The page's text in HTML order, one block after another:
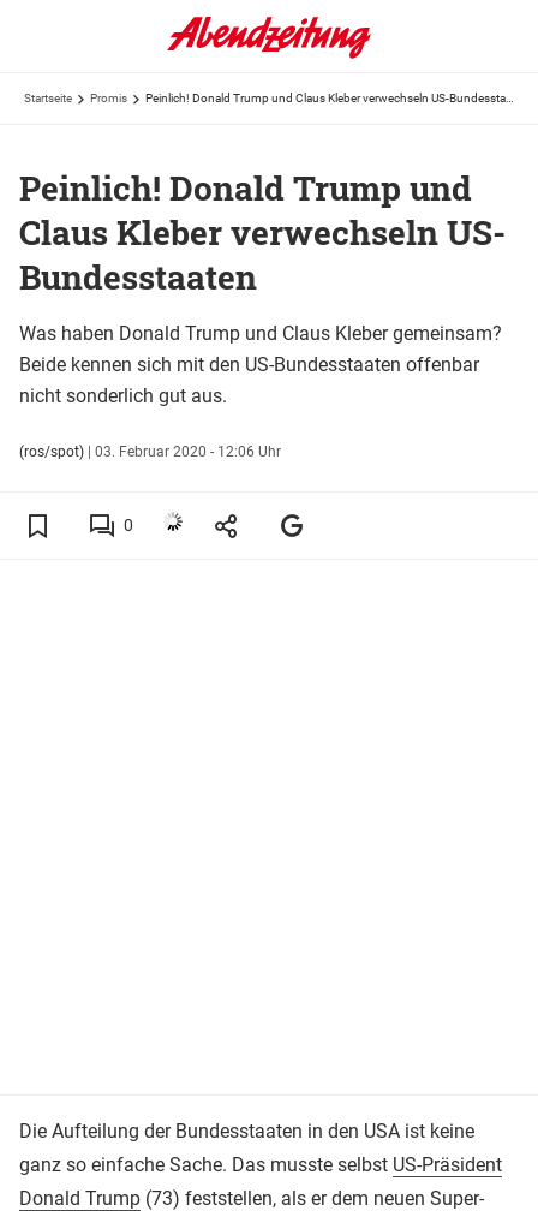
Startseite Promis
Peinlich! Donald Trump und
Claus Kleber verwechseln US-
Bundesstaaten
Was haben Donald Trump und Claus Kleber gemeinsam?
Beide kennen sich mit den US-Bundesstaaten offenbar
nicht sonderlich gut aus.
(ros/spot) | 03. Februar 2020 - 12:06 Uhr
0
Die Aufteilung der Bundesstaaten in den USA ist keine
ganz so einfache Sache. Das musste selbst US-Präsident
Donald Trump (73) feststellen, als er dem neuen Super-